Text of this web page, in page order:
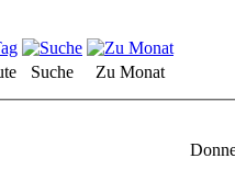
Suche
Zu Monat